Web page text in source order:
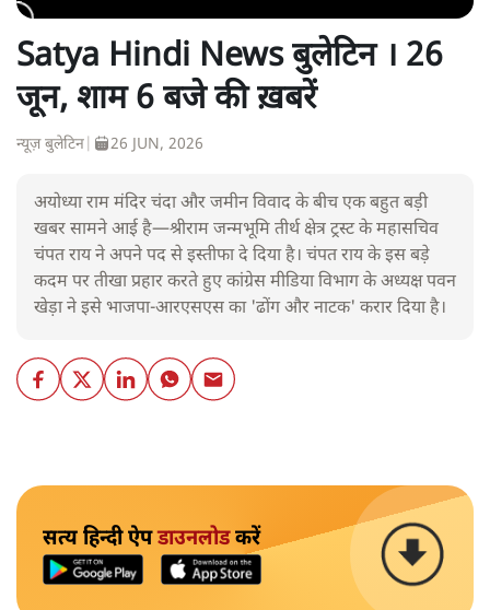
Satya Hindi News बुलेटिन । 26
जून, शाम 6 बजे की ख़बरें
न्यूज़ बुलेटिन 26 JUN, 2026
अयोध्या राम मंदिर चंदा और जमीन विवाद के बीच एक बहुत बड़ी
खबर सामने आई है—श्रीराम जन्मभूमि तीर्थ क्षेत्र ट्रस्ट के महासचिव
चंपत राय ने अपने पद से इस्तीफा दे दिया है। चंपत राय के इस बड़े
कदम पर तीखा प्रहार करते हुए कांग्रेस मीडिया विभाग के अध्यक्ष पवन
खेड़ा ने इसे भाजपा-आरएसएस का 'ढोंग और नाटक' करार दिया है।
सत्य हिन्दी ऐपडाउनलोडकरें